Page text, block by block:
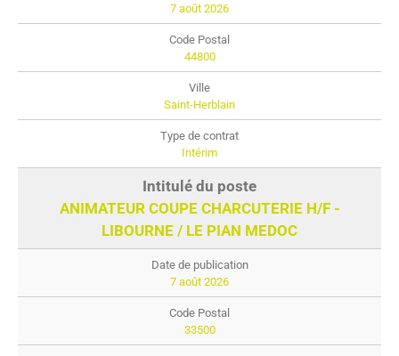
7 août 2026
44800
Saint-Herblain
Intérim
ANIMATEUR COUPE CHARCUTERIE H/F -
LIBOURNE / LE PIAN MEDOC
7 août 2026
33500